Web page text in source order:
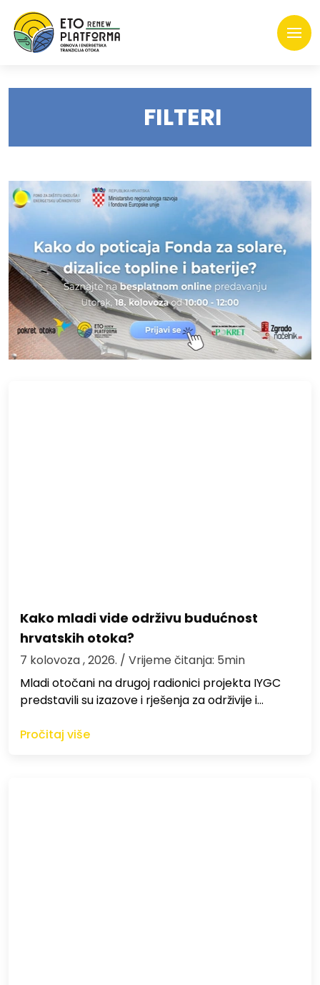
FILTERI
Kako mladi vide održivu budućnost
hrvatskih otoka?
7 kolovoza , 2026. / Vrijeme čitanja: 5min
Mladi otočani na drugoj radionici projekta IYGC
predstavili su izazove i rješenja za održivije i…
Pročitaj više